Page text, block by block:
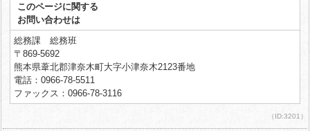
このページに関する
お問い合わせは
総務課 総務班
〒869-5692
熊本県葦北郡津奈木町大字小津奈木2123番地
電話：0966-78-5511
ファックス：0966-78-3116
（ID:3201）